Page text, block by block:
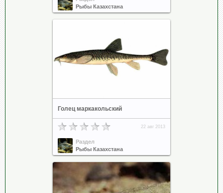
Рыбы Казахстана
Голец маркакольский
22 авг 2013
Раздел
Рыбы Казахстана